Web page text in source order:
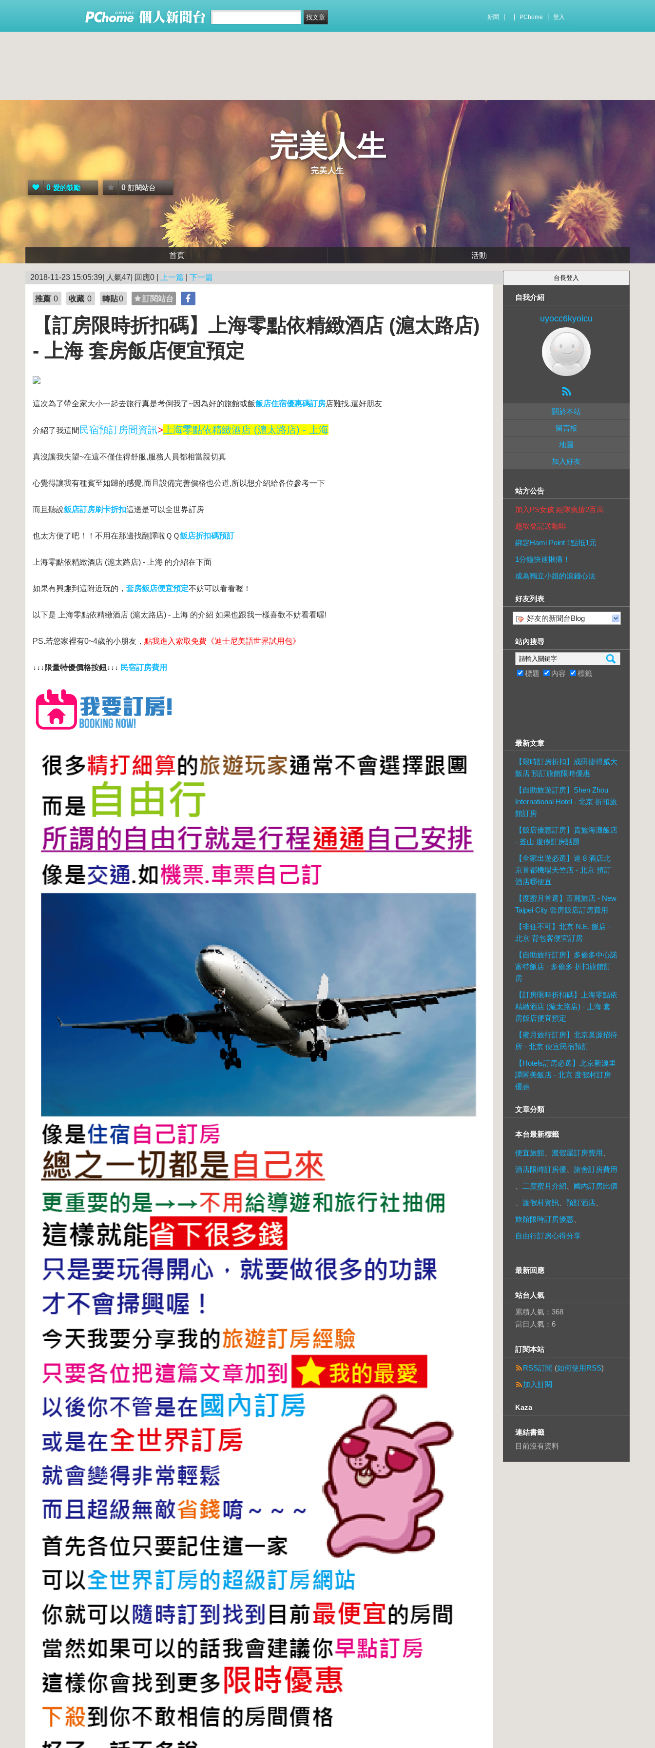
新聞 PChome 登入
完美人生
完美人生
0 愛的鼓勵 0 訂閱站台
首頁 活動
2018-11-23 15:05:39| 人氣47| 回應0 | 上一篇 下一篇
推薦 0 收藏 0 轉貼0 訂閱站台
【訂房限時折扣碼】上海零點依精緻酒店 (滬太路店)
- 上海 套房飯店便宜預定
這次為了帶全家大小一起去旅行真是考倒我了~因為好的旅館或飯飯店住宿優惠碼訂房店難找,還好朋友
介紹了我這間 民宿預訂房間資訊> 上海零點依精緻酒店 (滬太路店) - 上海
真沒讓我失望~在這不僅住得舒服,服務人員都相當親切真
心覺得讓我有種賓至如歸的感覺,而且設備完善價格也公道,所以想介紹給各位參考一下
而且聽說飯店訂房刷卡折扣這邊是可以全世界訂房
也太方便了吧！！不用在那邊找翻譯啦ＱＱ飯店折扣碼預訂
上海零點依精緻酒店 (滬太路店) - 上海 的介紹在下面
如果有興趣到這附近玩的， 套房飯店便宜預定不妨可以看看喔！
以下是 上海零點依精緻酒店 (滬太路店) - 上海 的介紹 如果也跟我一樣喜歡不妨看看喔!
PS.若您家裡有0~4歲的小朋友， 點我進入索取免費《迪士尼美語世界試用包》
↓↓↓限量特優價格按鈕↓↓↓ 民宿訂房費用
自我介紹
uyocc6kyoicu
關於本站
留言板
地圖
加入好友
站方公告
加入PS女孩 組隊瘋搶2百萬
超取登記送咖啡
綁定Hami Point 1點抵1元
1分鐘快速揪痛！
成為獨立小姐的滾錢心法
好友列表
好友的新聞台Blog
站內搜尋
標題 內容 標籤
最新文章
【限時訂房折扣】成田捷得威大
飯店 預訂旅館限時優惠
【自助旅遊訂房】Shen Zhou
International Hotel - 北京 折扣旅
館訂房
【飯店優惠訂房】貴族海灘飯店
- 釜山 度假訂房話題
【全家出遊必選】速 8 酒店北
京首都機場天竺店 - 北京 預訂
酒店哪便宜
【度蜜月首選】百麗旅店 - New
Taipei City 套房飯店訂房費用
【非住不可】北京 N.E. 飯店 -
北京 背包客便宜訂房
【自助旅行訂房】多倫多中心諾
富特飯店 - 多倫多 折扣旅館訂
房
【訂房限時折扣碼】上海零點依
精緻酒店 (滬太路店) - 上海 套
房飯店便宜預定
【蜜月旅行訂房】北京巢源招待
所 - 北京 便宜民宿預訂
【Hotels訂房必選】北京新源里
譚閣美飯店 - 北京 度假村訂房
優惠
文章分類
本台最新標籤
便宜旅館 渡假屋訂房費用
酒店限時訂房優
旅舍訂房費用
二度蜜月介紹
國內訂房比價
渡假村資訊 預訂酒店
旅館限時訂房優惠
自由行訂房心得分享
最新回應
站台人氣
累積人氣： 368
當日人氣： 6
訂閱本站
RSS訂閱 (如何使用RSS)
加入訂閱
Kaza
連結書籤
目前沒有資料